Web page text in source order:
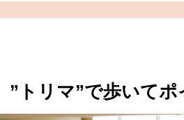
”トリマ”で歩いて